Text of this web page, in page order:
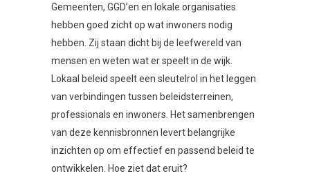
Gemeenten, GGD’en en lokale organisaties
hebben goed zicht op wat inwoners nodig
hebben. Zij staan dicht bij de leefwereld van
mensen en weten wat er speelt in de wijk.
Lokaal beleid speelt een sleutelrol in het leggen
van verbindingen tussen beleidsterreinen,
professionals en inwoners. Het samenbrengen
van deze kennisbronnen levert belangrijke
inzichten op om effectief en passend beleid te
ontwikkelen. Hoe ziet dat eruit?